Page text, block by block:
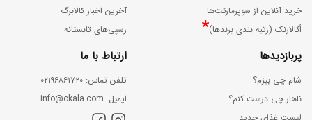
خرید آنلاین از سوپرمارکت‌ها
اُکالارنک (رتبه بندی برندها)*
آخرین اخبار کالابرگ
رسپی‌های تابستانه
پربازدیدها
شام چی بپزم؟
ناهار چی درست کنم؟
ارتباط با ما
ﺗﻠﻔﻦ ﺗﻤﺎس: ۰۲۱۹۶۸۶۱۷۲۰
اﯾﻤﯿﻞ: info@okala.com